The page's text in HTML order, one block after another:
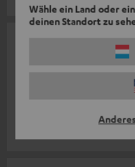
Wähle ein Land oder
deinen Standort zu
Super kleine Boxen